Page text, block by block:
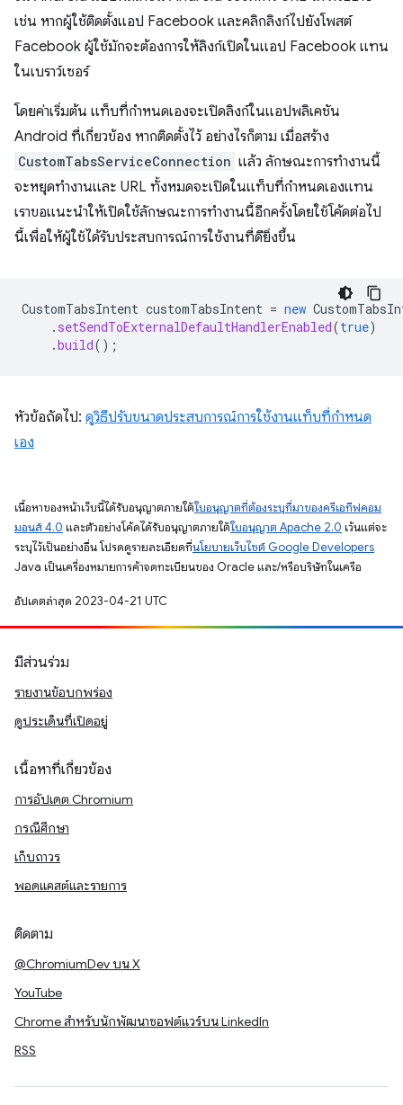
เช่น หากผู้ใช้ติดตั้งแอป Facebook และคลิกลิงก์ไปยังโพสต์
Facebook ผู้ใช้มักจะต้องการให้ลิงก์เปิดในแอป Facebook แทน
ในเบราว์เซอร์
โดยค่าเริ่มต้น แท็บที่กำหนดเองจะเปิดลิงก์ในแอปพลิเคชัน
Android ที่เกี่ยวข้อง หากติดตั้งไว้ อย่างไรก็ตาม เมื่อสร้าง
CustomTabsServiceConnection แล้ว ลักษณะการทำงานนี้
จะหยุดทำงานและ URL ทั้งหมดจะเปิดในแท็บที่กำหนดเองแทน
เราขอแนะนำให้เปิดใช้ลักษณะการทํางานนี้อีกครั้งโดยใช้โค้ดต่อไป
นี้เพื่อให้ผู้ใช้ได้รับประสบการณ์การใช้งานที่ดียิ่งขึ้น
CustomTabsIntent customTabsIntent = new
. setSendToExternalDefaultHandlerEnabled(true)
.build();
หัวข้อถัดไป: ดูวิธีปรับขนาดประสบการณ์การใช้งานแท็บที่กำหนด
เอง
เนื้อหาของหน้าเว็บนี้ได้รับอนุญาตภายใต้ใบอนุญาตที่ต้องระบุที่มาของครีเอทีฟคอม
มอนส์ 4.0 และตัวอย่างโค้ดได้รับอนุญาตภายใต้ใบอนุญาต Apache 2.0 เว้นแต่จะ
ระบุไว้เป็นอย่างอื่น โปรดดูรายละเอียดที่นโยบายเว็บไซต์ Google Developers
Java เป็นเครื่องหมายการค้าจดทะเบียนของ Oracle และ/หรือบริษัทในเครือ
อัปเดตล่าสุด 2023-04-21 UTC
มีส่วนร่วม
รายงานข้อบกพร่อง
ดูประเด็นที่เปิดอยู่
เนื้อหาที่เกี่ยวข้อง
การอัปเดต Chromium
กรณีศึกษา
เก็บถาวร
พอดแคสต์และรายการ
ติดตาม
@ChromiumDev บน X
YouTube
Chrome สำหรับนักพัฒนาซอฟต์แวร์บน LinkedIn
RSS